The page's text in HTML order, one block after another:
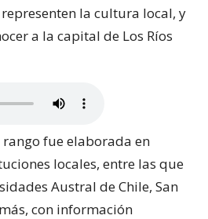
la cultura local, y
a la capital de Los Ríos
fue elaborada en
locales, entre las que
Austral de Chile, San
con información